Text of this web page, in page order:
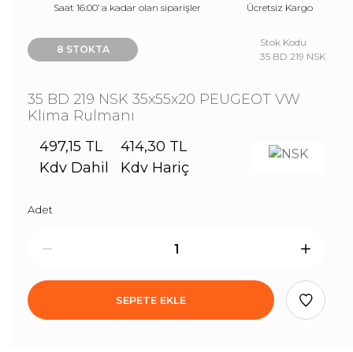
Saat 16:00’ a kadar olan siparişler
Ücretsiz Kargo
8 STOKTA
Stok Kodu
35 BD 219 NSK
35 BD 219 NSK 35x55x20 PEUGEOT VW
Klima Rulmanı
497,15 TL
Kdv Dahil
414,30 TL
Kdv Hariç
Adet
SEPETE EKLE